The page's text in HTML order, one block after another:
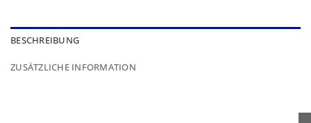
BESCHREIBUNG
ZUSÄTZLICHE INFORMATION